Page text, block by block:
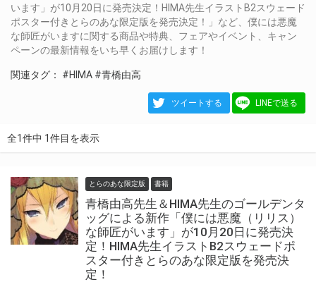
います」が10月20日に発売決定！HIMA先生イラストB2スウェード
ポスター付きとらのあな限定版を発売決定！」など、僕には悪魔
な師匠がいますに関する商品や特典、フェアやイベント、キャン
ペーンの最新情報をいち早くお届けします！
関連タグ： #HIMA #青橋由高
ツイートする LINEで送る
全1件中 1件目を表示
とらのあな限定版 書籍
青橋由高先生＆HIMA先生のゴールデンタ
ッグによる新作「僕には悪魔（リリス）
な師匠がいます」が10月20日に発売決
定！HIMA先生イラストB2スウェードポ
スター付きとらのあな限定版を発売決
定！